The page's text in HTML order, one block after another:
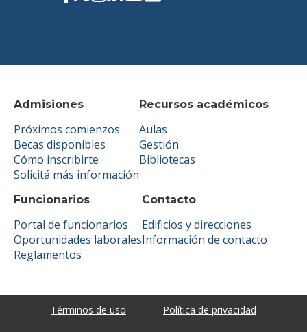
Admisiones
Próximos comienzos
Becas disponibles
Cómo inscribirte
Solicitá más información
Recursos académicos
Aulas
Gestión
Bibliotecas
Funcionarios
Portal de funcionarios
Oportunidades laborales
Reglamentos
Contacto
Edificios y direcciones
Información de contacto
Términos de uso Política de privacidad